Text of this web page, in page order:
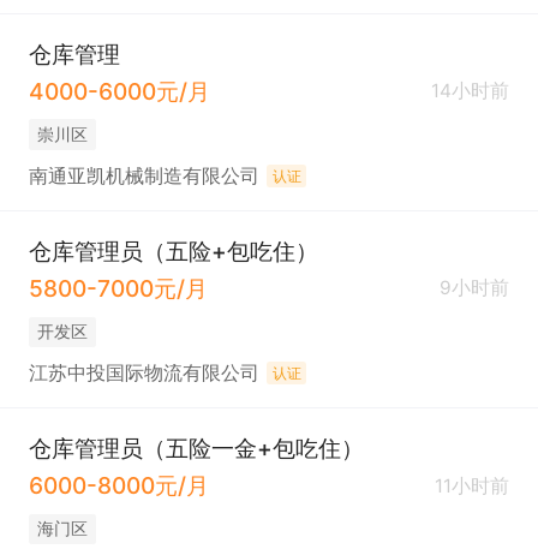
仓库管理
4000-6000元/月
14小时前
崇川区
南通亚凯机械制造有限公司 认证
仓库管理员（五险+包吃住）
5800-7000元/月
9小时前
开发区
江苏中投国际物流有限公司 认证
仓库管理员（五险一金+包吃住）
6000-8000元/月
11小时前
海门区